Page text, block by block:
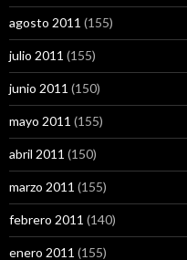
agosto 2011 (155)
julio 2011 (155)
junio 2011 (150)
mayo 2011 (155)
abril 2011 (150)
marzo 2011 (155)
febrero 2011 (140)
enero 2011 (155)